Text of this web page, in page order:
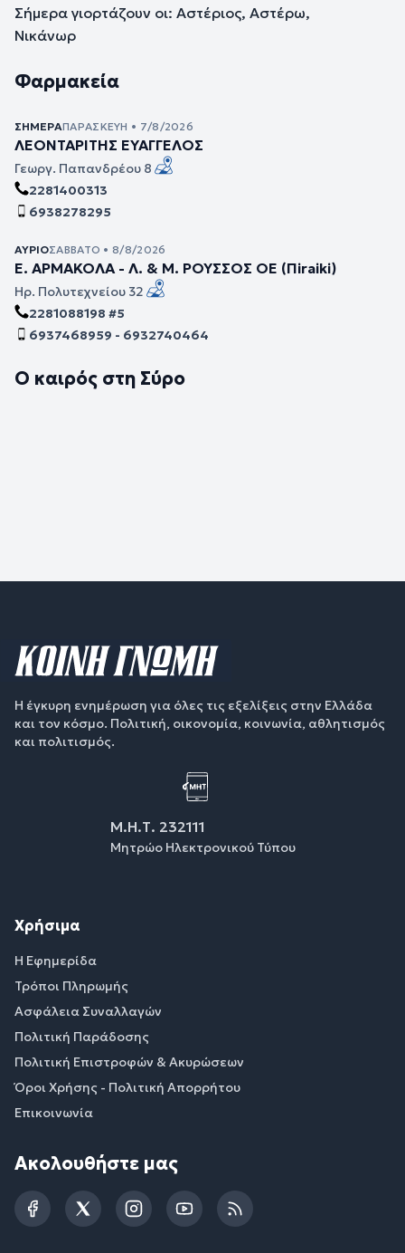
Σήμερα γιορτάζουν οι: Αστέριος, Αστέρω,
Νικάνωρ
Φαρμακεία
ΣΉΜΕΡΑΠΑΡΑΣΚΕΥΉ • 7/8/2026
ΛΕΟΝΤΑΡΙΤΗΣ ΕΥΑΓΓΕΛΟΣ
Γεωργ. Παπανδρέου 8
2281400313
6938278295
ΑΎΡΙΟΣΆΒΒΑΤΟ • 8/8/2026
Ε. ΑΡΜΑΚΟΛΑ - Λ. & Μ. ΡΟΥΣΣΟΣ ΟΕ (Πiraiki)
Ηρ. Πολυτεχνείου 32
2281088198 #5
6937468959 - 6932740464
Ο καιρός στη Σύρο
Η έγκυρη ενημέρωση για όλες τις εξελίξεις στην Ελλάδα
και τον κόσμο. Πολιτική, οικονομία, κοινωνία, αθλητισμός
και πολιτισμός.
Μ.Η.Τ. 232111
Μητρώο Ηλεκτρονικού Τύπου
Χρήσιμα
Η Εφημερίδα
Τρόποι Πληρωμής
Ασφάλεια Συναλλαγών
Πολιτική Παράδοσης
Πολιτική Επιστροφών & Ακυρώσεων
Όροι Χρήσης - Πολιτική Απορρήτου
Επικοινωνία
Ακολουθήστε μας
FacebookTwitterInstagramYouTubeRSS